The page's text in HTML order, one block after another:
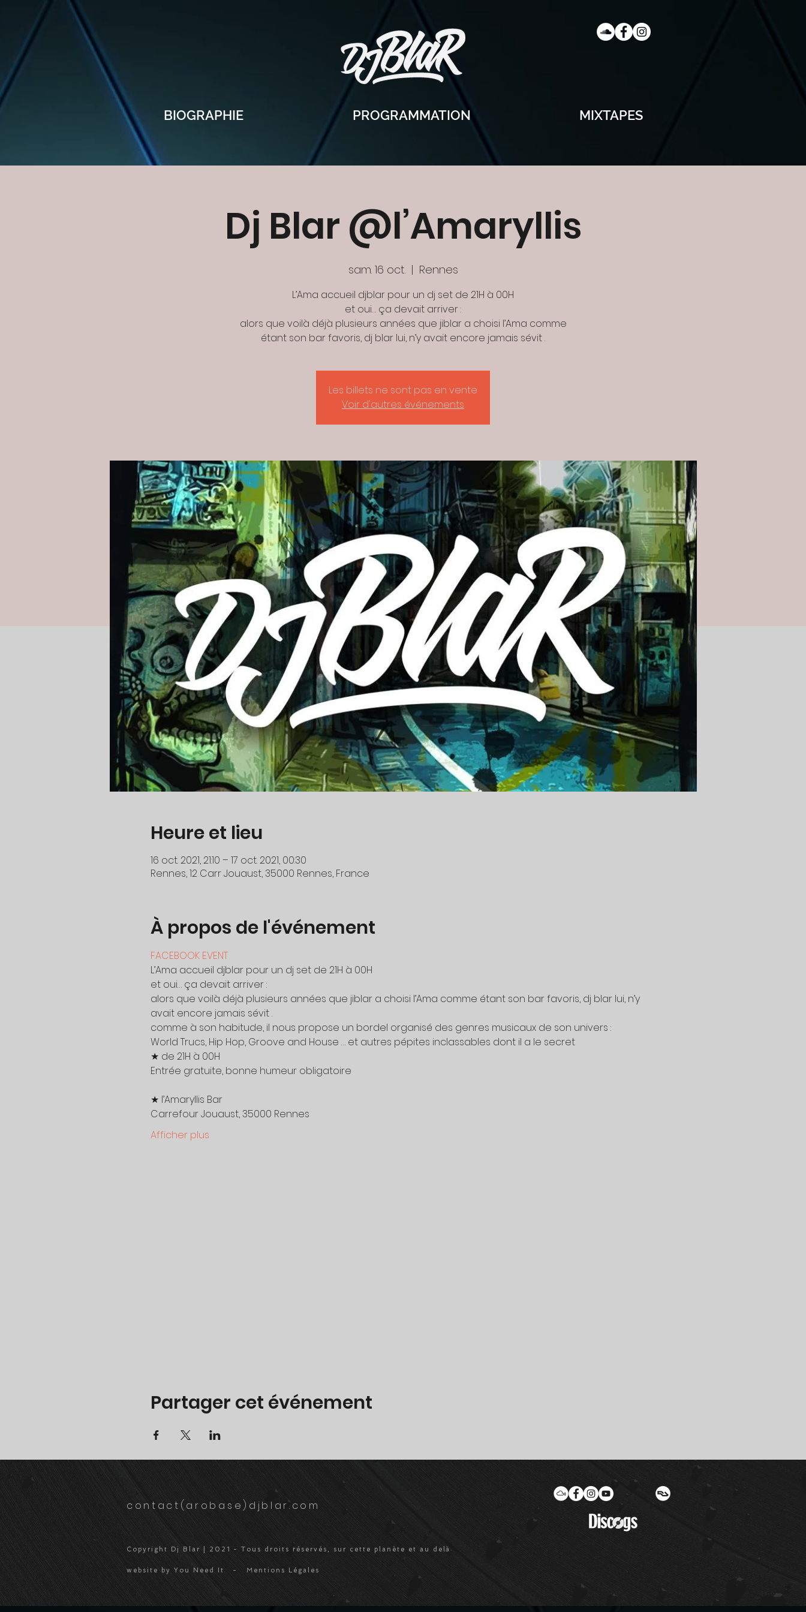
BIOGRAPHIE PROGRAMMATION MIXTAPES
Dj Blar @l’Amaryllis
sam. 16 oct.
  |
Rennes
L’Ama accueil djblar pour un dj set de 21H à 00H
et oui… ça devait arriver :
alors que voilà déjà plusieurs années que jiblar a choisi l’Ama comme
étant son bar favoris, dj blar lui, n’y avait encore jamais sévit .
Les billets ne sont pas en vente
Voir d'autres événements
Heure et lieu
16 oct. 2021, 21:10 – 17 oct. 2021, 00:30
Rennes, 12 Carr Jouaust, 35000 Rennes, France
À propos de l'événement
FACEBOOK EVENT
L’Ama accueil djblar pour un dj set de 21H à 00H
et oui… ça devait arriver :
alors que voilà déjà plusieurs années que jiblar a choisi l’Ama comme étant son bar favoris, dj blar lui, n’y
avait encore jamais sévit .
comme à son habitude, il nous propose un bordel organisé des genres musicaux de son univers :
World Trucs, Hip Hop, Groove and House … et autres pépites inclassables dont il a le secret
★ de 21H à 00H
★ l’Amaryllis Bar
Carrefour Jouaust, 35000 Rennes
Afficher plus
Partager cet événement
contact(arobase)djblar.com
Copyright Dj Blar | 2021 - Tous droits réservés, sur cette planète et au delà
website by You Need It - Mentions Légales